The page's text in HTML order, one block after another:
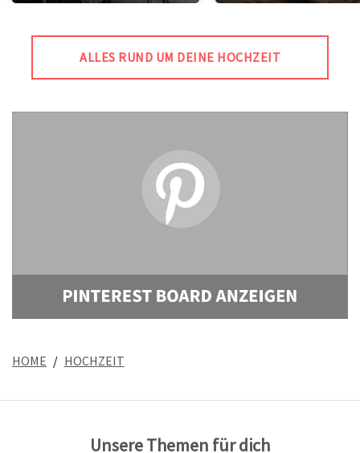
ALLES RUND UM DEINE HOCHZEIT
HOME HOCHZEIT
Unsere Themen für dich